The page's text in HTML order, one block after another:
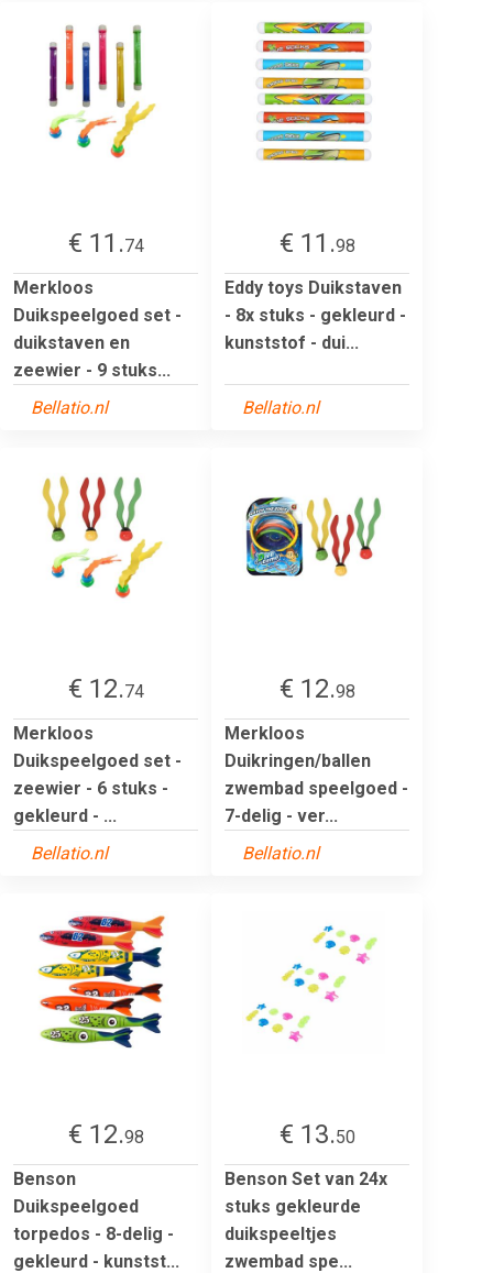
€ 11.74
Merkloos
Duikspeelgoed set -
duikstaven en
zeewier - 9 stuks...
Bellatio.nl
€ 11.98
Eddy toys Duikstaven
- 8x stuks - gekleurd -
kunststof - dui...
Bellatio.nl
€ 12.74
Merkloos
Duikspeelgoed set -
zeewier - 6 stuks -
gekleurd - ...
Bellatio.nl
€ 12.98
Merkloos
Duikringen/ballen
zwembad speelgoed -
7-delig - ver...
Bellatio.nl
€ 12.98
Benson
Duikspeelgoed
torpedos - 8-delig -
gekleurd - kunstst...
€ 13.50
Benson Set van 24x
stuks gekleurde
duikspeeltjes
zwembad spe...